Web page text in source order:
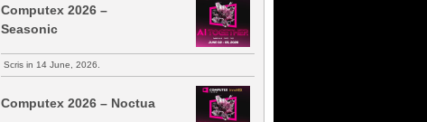
Computex 2026 –
Seasonic
Scris in 14 June, 2026.
Computex 2026 – Noctua